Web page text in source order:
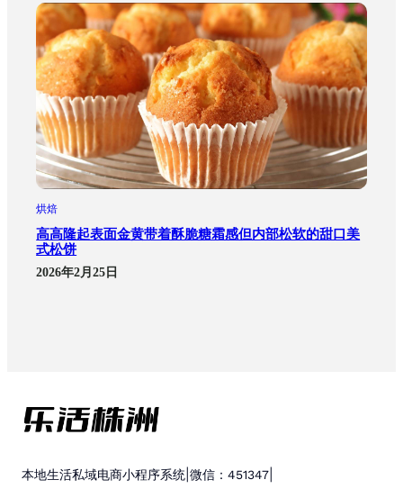
烘焙
高高隆起表面金黄带着酥脆糖霜感但内部松软的甜口美
式松饼
2026年2月25日
本地生活私域电商小程序系统 微信：451347